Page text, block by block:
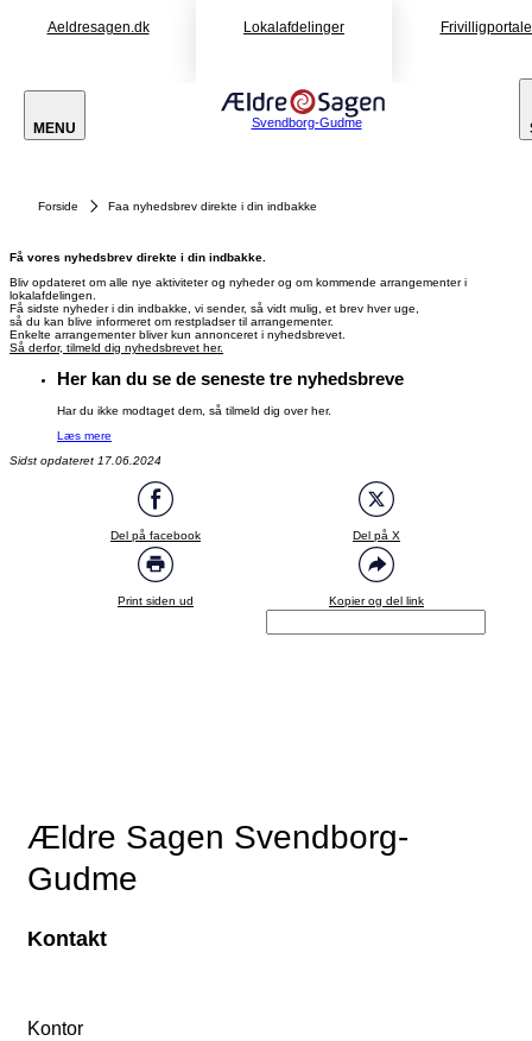
Aeldresagen.dk Lokalafdelinger
MENU Svendborg-Gudme
Forside Faa nyhedsbrev direkte i din indbakke
Få vores nyhedsbrev direkte i din indbakke.
Bliv opdateret om alle nye aktiviteter og nyheder og om kommende arrangementer i
lokalafdelingen.
Få sidste nyheder i din indbakke, vi sender, så vidt mulig, et brev hver uge,
så du kan blive informeret om restpladser til arrangementer.
Enkelte arrangementer bliver kun annonceret i nyhedsbrevet.
Så derfor, tilmeld dig nyhedsbrevet her.
Her kan du se de seneste tre nyhedsbreve
Har du ikke modtaget dem, så tilmeld dig over her.
Læs mere
Sidst opdateret 17.06.2024
Del på facebook Del på X
Print siden ud Kopier og del link
Ældre Sagen Svendborg-
Gudme
Kontakt
Kontor